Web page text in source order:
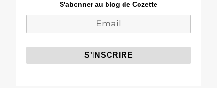
S'abonner au blog de Cozette